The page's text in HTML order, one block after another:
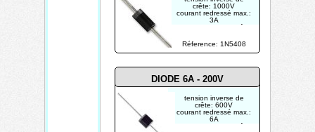
Réference: 1N5408
crête: 1000V
courant redressé max.:
3A
courant direct de crête
courant inverse max.
(25°C): 5µA
tension directe max.:
tension inverse de
crête: 600V
courant redressé max.:
6A
courant direct de crête
DIODE 6A - 200V